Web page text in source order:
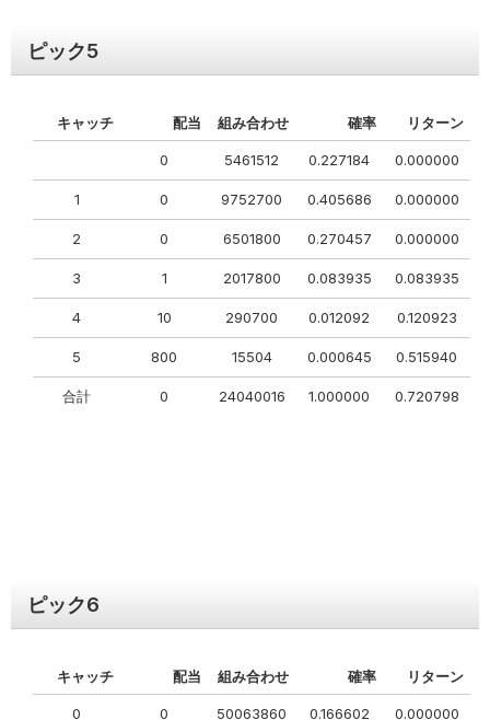
ピック5
キャッチ 配当 組み合わせ 確率 リターン
0 5461512 0.227184 0.000000
1 0 9752700 0.405686 0.000000
2 0 6501800 0.270457 0.000000
3 1 2017800 0.083935 0.083935
4 10 290700 0.012092 0.120923
5 800 15504 0.000645 0.515940
合計 0 24040016 1.000000 0.720798
ピック6
キャッチ 配当 組み合わせ 確率 リターン
0 0 50063860 0.166602 0.000000